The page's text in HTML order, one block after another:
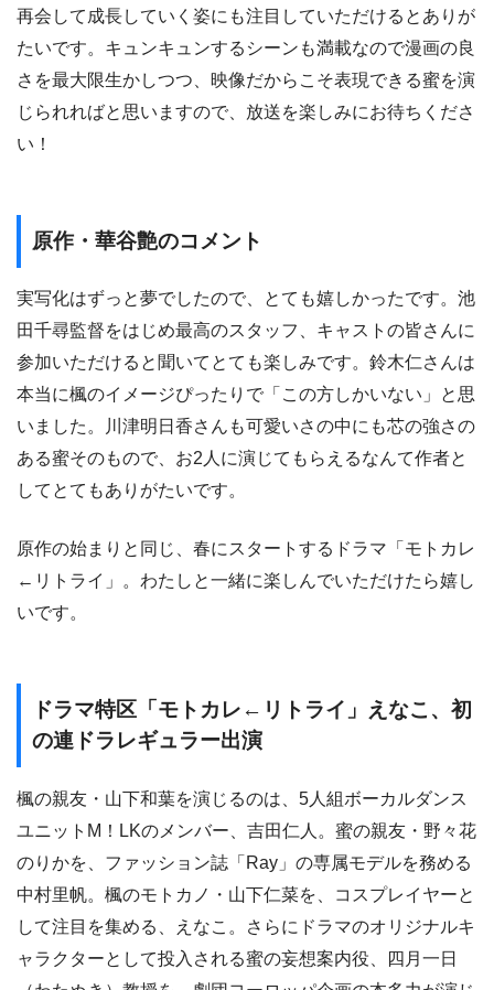
再会して成長していく姿にも注目していただけるとありが
たいです。キュンキュンするシーンも満載なので漫画の良
さを最大限生かしつつ、映像だからこそ表現できる蜜を演
じられればと思いますので、放送を楽しみにお待ちくださ
い！
原作・華谷艶のコメント
実写化はずっと夢でしたので、とても嬉しかったです。池
田千尋監督をはじめ最高のスタッフ、キャストの皆さんに
参加いただけると聞いてとても楽しみです。鈴木仁さんは
本当に楓のイメージぴったりで「この方しかいない」と思
いました。川津明日香さんも可愛いさの中にも芯の強さの
ある蜜そのもので、お2人に演じてもらえるなんて作者と
してとてもありがたいです。
原作の始まりと同じ、春にスタートするドラマ「モトカレ
←リトライ」。わたしと一緒に楽しんでいただけたら嬉し
いです。
ドラマ特区「モトカレ←リトライ」えなこ、初
の連ドラレギュラー出演
楓の親友・山下和葉を演じるのは、5人組ボーカルダンス
ユニットM！LKのメンバー、吉田仁人。蜜の親友・野々花
のりかを、ファッション誌「Ray」の専属モデルを務める
中村里帆。楓のモトカノ・山下仁菜を、コスプレイヤーと
して注目を集める、えなこ。さらにドラマのオリジナルキ
ャラクターとして投入される蜜の妄想案内役、四月一日